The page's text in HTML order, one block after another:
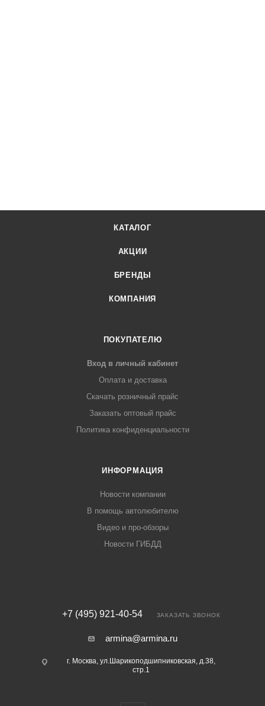
КАТАЛОГ
АКЦИИ
БРЕНДЫ
КОМПАНИЯ
ПОКУПАТЕЛЮ
Вход в личный кабинет
Оплата и доставка
Скачать розничный прайс
Заказать оптовый прайс
Политика конфиденциальности
ИНФОРМАЦИЯ
Новости компании
В помощь автолюбителю
Видео и про-обзоры
Новости ГИБДД
+7 (495) 921-40-54 ЗАКАЗАТЬ ЗВОНОК
armina@armina.ru
г. Москва, ул.Шарикоподшипниковская, д.38,
стр.1